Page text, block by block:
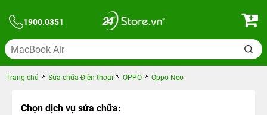
1900.0351
Trang chủ Sửa chữa Điện thoại OPPO Oppo Neo
Chọn dịch vụ sửa chữa: